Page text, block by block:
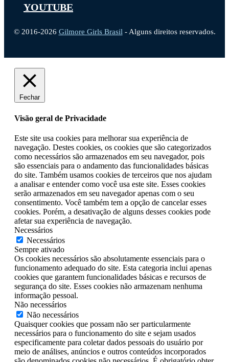
YOUTUBE
© 2016-2026 Gilmore Girls Brasil- Alguns direitos reservados.
Fechar
Visão geral de Privacidade
Este site usa cookies para melhorar sua experiência de
navegação. Destes cookies, os cookies que são categorizados
como necessários são armazenados em seu navegador, pois
são essenciais para o andamento das funcionalidades básicas
do site. Também usamos cookies de terceiros que nos ajudam
a analisar e entender como você usa este site. Esses cookies
serão armazenados em seu navegador apenas com o seu
consentimento. Você também tem a opção de cancelar esses
cookies. Porém, a desativação de alguns desses cookies pode
afetar sua experiência de navegação.
Necessários
Necessários
Sempre ativado
Os cookies necessários são absolutamente essenciais para o
funcionamento adequado do site. Esta categoria inclui apenas
cookies que garantem funcionalidades básicas e recursos de
segurança do site. Esses cookies não armazenam nenhuma
informação pessoal.
Não necessários
Não necessários
Quaisquer cookies que possam não ser particularmente
necessários para o funcionamento do site e sejam usados
especificamente para coletar dados pessoais do usuário por
meio de análises, anúncios e outros conteúdos incorporados